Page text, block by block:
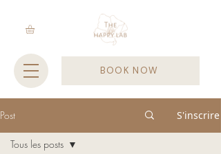
BOOK NOW
Post S'inscrire
Tous les posts